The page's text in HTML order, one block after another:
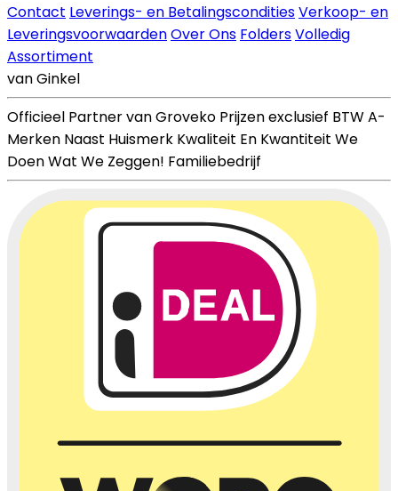
Contact Leverings- en BetalingsconditiesVerkoop- en
LeveringsvoorwaardenOver Ons FoldersVolledig
Assortiment
van Ginkel
Officieel Partner van Groveko Prijzen exclusief BTWA-
Merken Naast Huismerk Kwaliteit En Kwantiteit We
Doen Wat We Zeggen! Familiebedrijf